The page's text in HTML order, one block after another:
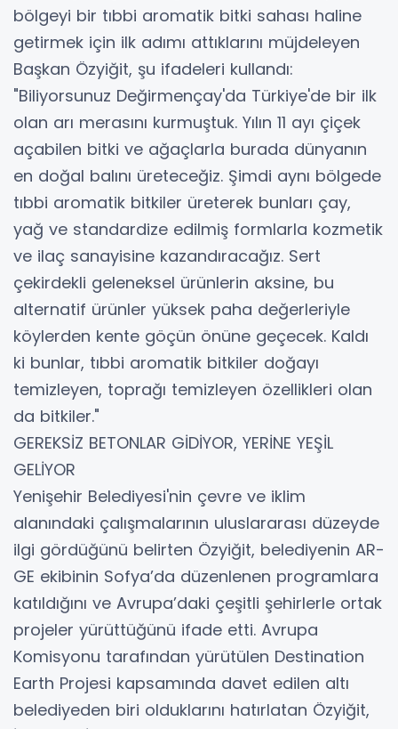
bölgeyi bir tıbbi aromatik bitki sahası haline
getirmek için ilk adımı attıklarını müjdeleyen
Başkan Özyiğit, şu ifadeleri kullandı:
"Biliyorsunuz Değirmençay'da Türkiye'de bir ilk
olan arı merasını kurmuştuk. Yılın 11 ayı çiçek
açabilen bitki ve ağaçlarla burada dünyanın
en doğal balını üreteceğiz. Şimdi aynı bölgede
tıbbi aromatik bitkiler üreterek bunları çay,
yağ ve standardize edilmiş formlarla kozmetik
ve ilaç sanayisine kazandıracağız. Sert
çekirdekli geleneksel ürünlerin aksine, bu
alternatif ürünler yüksek paha değerleriyle
köylerden kente göçün önüne geçecek. Kaldı
ki bunlar, tıbbi aromatik bitkiler doğayı
temizleyen, toprağı temizleyen özellikleri olan
da bitkiler."
GEREKSİZ BETONLAR GİDİYOR, YERİNE YEŞİL
GELİYOR
Yenişehir Belediyesi'nin çevre ve iklim
alanındaki çalışmalarının uluslararası düzeyde
ilgi gördüğünü belirten Özyiğit, belediyenin AR-
GE ekibinin Sofya’da düzenlenen programlara
katıldığını ve Avrupa’daki çeşitli şehirlerle ortak
projeler yürüttüğünü ifade etti. Avrupa
Komisyonu tarafından yürütülen Destination
Earth Projesi kapsamında davet edilen altı
belediyeden biri olduklarını hatırlatan Özyiğit,